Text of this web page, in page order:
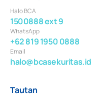
Halo BCA
1500888 ext 9
WhatsApp
+62 819 1950 0888
Email
halo@bcasekuritas.id
Tautan